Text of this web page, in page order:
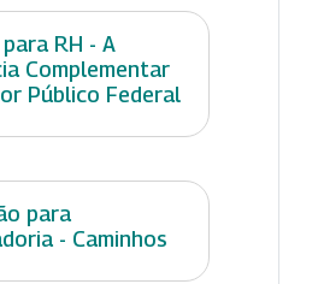
RH - A
Complementar
Público Federal
para
- Caminhos